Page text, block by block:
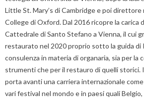
Little St. Mary’s di Cambridge e poi direttore
College di Oxford. Dal 2016 ricopre la carica
Cattedrale di Santo Stefano a Vienna, il cui
restaurato nel 2020 proprio sotto la guida di
consulenza in materia di organaria, sia per la
strumenti che per il restauro di quelli storici.
porta avanti una carriera internazionale
vari festival nel mondo e in paesi quali Belgio,